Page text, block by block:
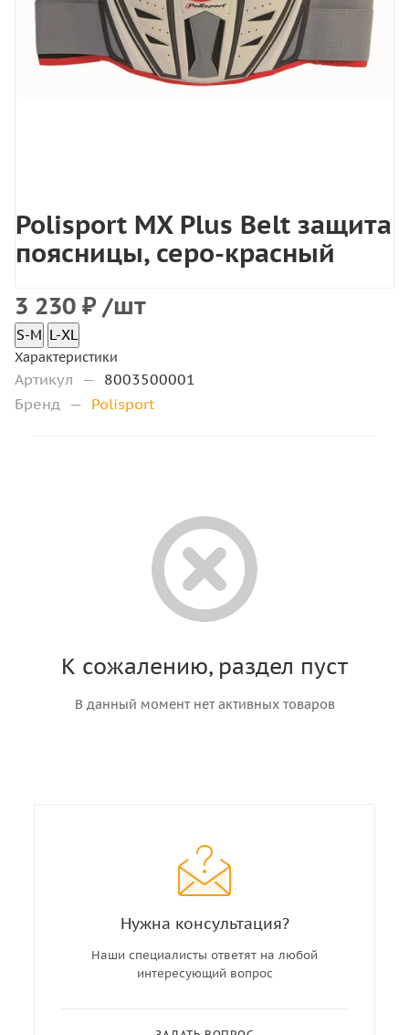
Polisport MX Plus Belt защита
поясницы, серо-красный
3 230 ₽ /шт
S-M L-XL
Характеристики
Артикул — 8003500001
Бренд — Polisport
К сожалению, раздел пуст
В данный момент нет активных товаров
Нужна консультация?
Наши специалисты ответят на любой
интересующий вопрос